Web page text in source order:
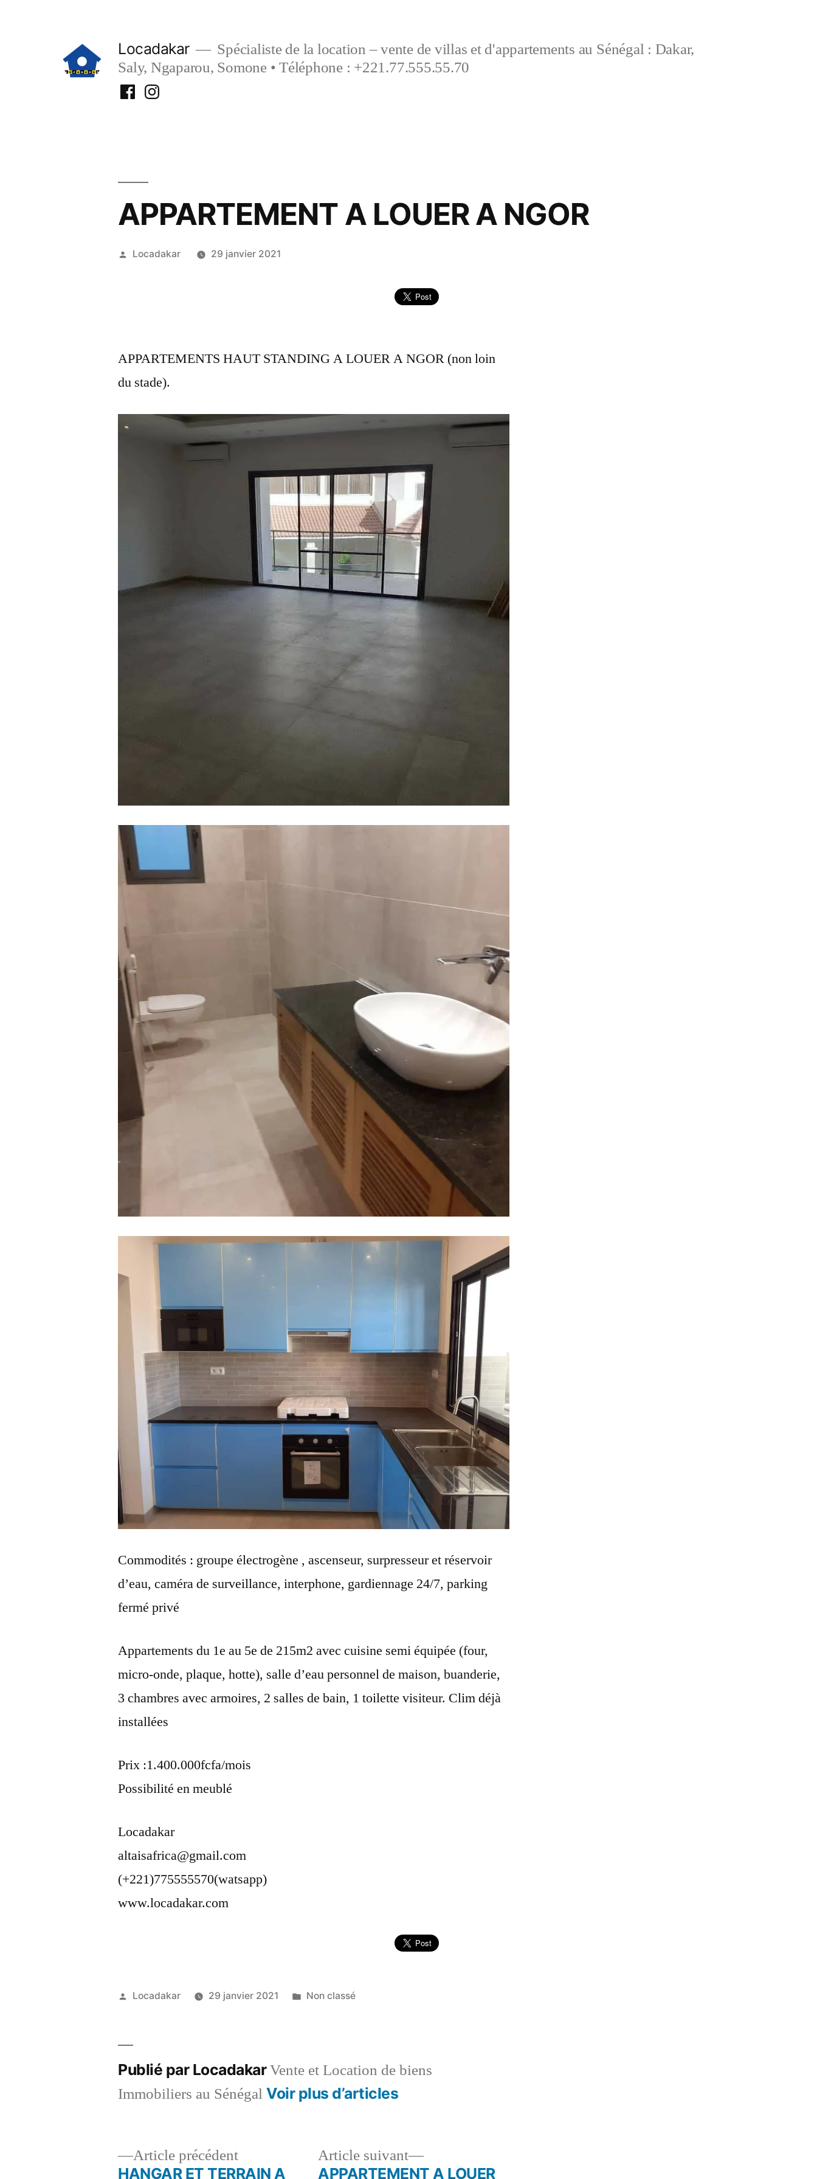
Locadakar
Spécialiste de la location – vente de villas et d'appartements au Sénégal : Dakar,
Saly, Ngaparou, Somone • Téléphone : +221.77.555.55.70
FacebookInstagram
APPARTEMENT A LOUER A NGOR
Publié
Locadakar 29 janvier 2021
APPARTEMENTS HAUT STANDING A LOUER A NGOR (non loin
du stade).
Commodités : groupe électrogène , ascenseur, surpresseur et réservoir
d’eau, caméra de surveillance, interphone, gardiennage 24/7, parking
fermé privé
Appartements du 1e au 5e de 215m2 avec cuisine semi équipée (four,
micro-onde, plaque, hotte), salle d’eau personnel de maison, buanderie,
3 chambres avec armoires, 2 salles de bain, 1 toilette visiteur. Clim déjà
installées
Prix :1.400.000fcfa/mois
Possibilité en meublé
Locadakar
altaisafrica@gmail.com
(+221)775555570(watsapp)
www.locadakar.com
Publié
Locadakar 29 janvier 2021
Publié
Non classé
Publié par LocadakarVente et Location de biens
Immobiliers au SénégalVoir plus d’articles
Article précédentArticle
précédent :
HANGAR ET TERRAIN A
Article suivant
Article
suivant :
APPARTEMENT A LOUER